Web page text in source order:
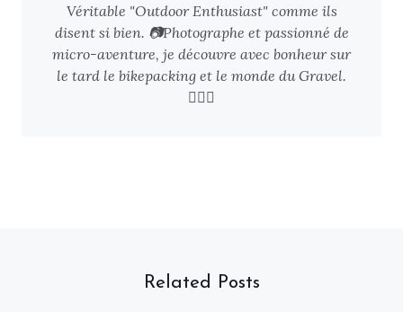
Véritable "Outdoor Enthusiast" comme ils
disent si bien. 📷Photographe et passionné de
micro-aventure, je découvre avec bonheur sur
le tard le bikepacking et le monde du Gravel.
🚴🏻‍♂️
Related Posts